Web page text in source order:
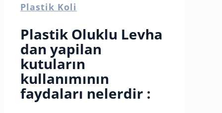
Plastik Koli
Plastik Oluklu Levha
dan yapilan
kutuların
kullanımının
faydaları nelerdir :